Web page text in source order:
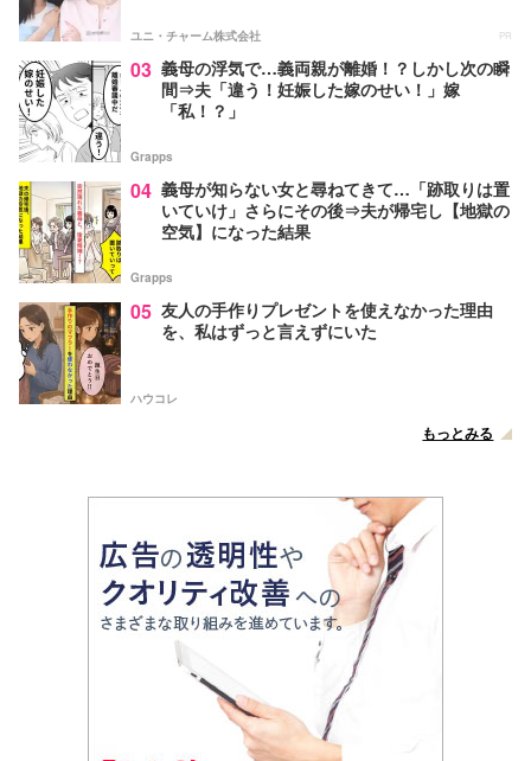
ユニ・チャーム株式会社 PR
03 義母の浮気で…義両親が離婚！？しかし次の瞬
間⇒夫「違う！妊娠した嫁のせい！」嫁
「私！？」
Grapps
04 義母が知らない女と尋ねてきて…「跡取りは置
いていけ」さらにその後⇒夫が帰宅し【地獄の
空気】になった結果
Grapps
05 友人の手作りプレゼントを使えなかった理由
を、私はずっと言えずにいた
ハウコレ
もっとみる